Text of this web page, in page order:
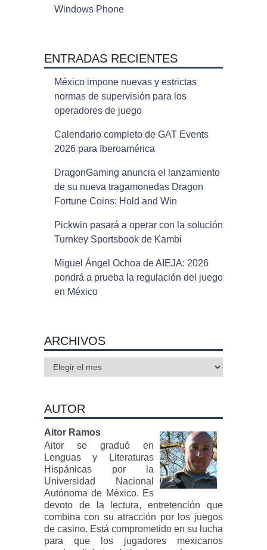
Windows Phone
ENTRADAS RECIENTES
México impone nuevas y estrictas
normas de supervisión para los
operadores de juego
Calendario completo de GAT Events
2026 para Iberoamérica
DragonGaming anuncia el lanzamiento
de su nueva tragamonedas Dragon
Fortune Coins: Hold and Win
Pickwin pasará a operar con la solución
Turnkey Sportsbook de Kambi
Miguel Ángel Ochoa de AIEJA: 2026
pondrá a prueba la regulación del juego
en México
ARCHIVOS
Archivos
AUTOR
Aitor Ramos
Aitor se graduó en
Lenguas y Literaturas
Hispánicas por la
Universidad Nacional
Autónoma de México. Es
devoto de la lectura, entretención que
combina con su atracción por los juegos
de casino. Está comprometido en su lucha
para que los jugadores mexicanos